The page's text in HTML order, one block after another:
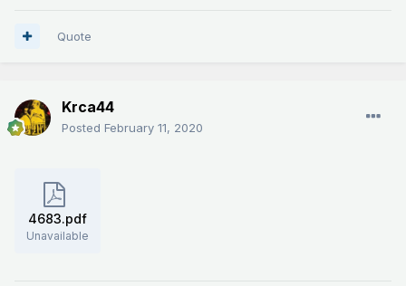
Quote
Krca44
Posted February 11, 2020
4683.pdf
Unavailable